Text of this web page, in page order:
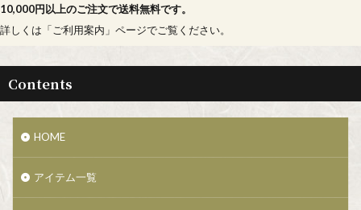
10,000円以上のご注文で送料無料です。
詳しくは「ご利用案内 」ページでご覧ください。
Contents
HOME
アイテム一覧